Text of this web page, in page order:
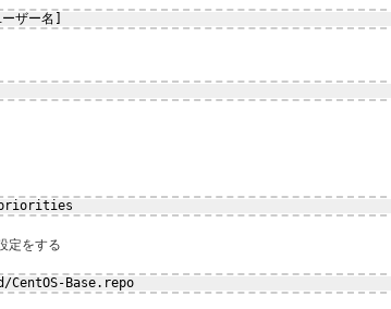
ザー名]
priorities
定をする
/CentOS-Base.repo